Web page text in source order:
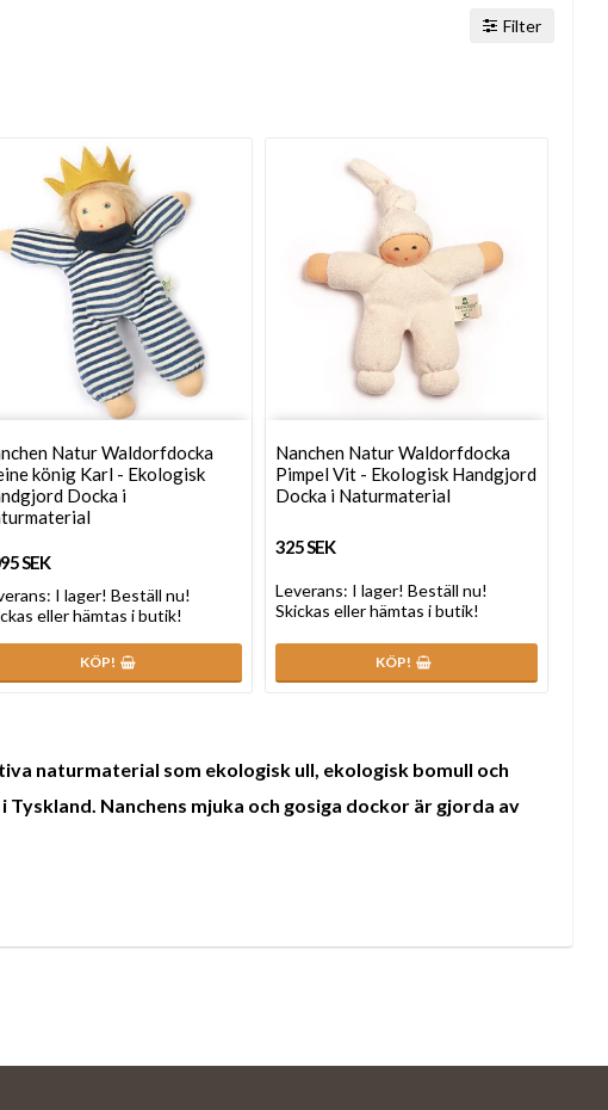
Filter
Natur Waldorfdocka
könig Karl - Ekologisk
Docka i
SEK
I lager! Beställ nu!
eller hämtas i butik!
KÖP!
Nanchen Natur Waldorfdocka
Pimpel Vit - Ekologisk Handgjord
Docka i Naturmaterial
325 SEK
Leverans: I lager! Beställ nu!
Skickas eller hämtas i butik!
KÖP!
naturmaterial som ekologisk ull, ekologisk bomull och
Nanchens mjuka och gosiga dockor är gjorda av